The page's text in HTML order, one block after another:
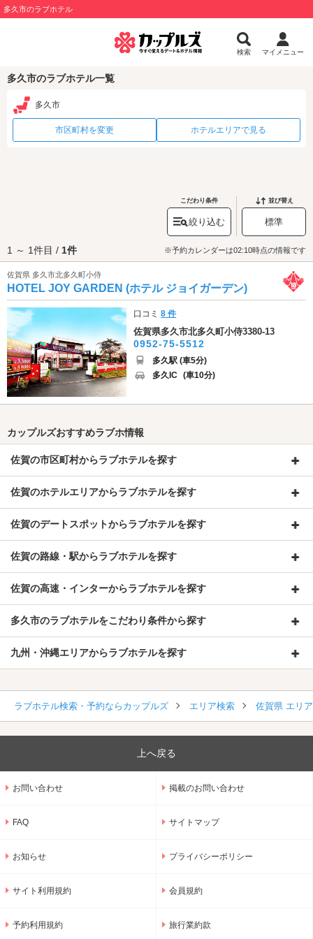
多久市のラブホテル
検索 マイメニュー
多久市のラブホテル一覧
多久市
市区町村を変更 ホテルエリアで見る
こだわり条件
絞り込む
並び替え
標準
1 ～ 1件目 / 1件 ※予約カレンダーは02:10時点の情報です
佐賀県 多久市北多久町小侍
HOTEL JOY GARDEN (ホテル ジョイガーデン)
口コミ8 件
佐賀県多久市北多久町小侍3380-13
0952-75-5512
多久駅 (車5分)
多久IC (車10分)
カップルズおすすめラブホ情報
佐賀の市区町村からラブホテルを探す
佐賀のホテルエリアからラブホテルを探す
佐賀のデートスポットからラブホテルを探す
佐賀の路線・駅からラブホテルを探す
佐賀の高速・インターからラブホテルを探す
多久市のラブホテルをこだわり条件から探す
九州・沖縄エリアからラブホテルを探す
ラブホテル検索・予約ならカップルズ エリア検索 佐賀県 エリ
上へ戻る
お問い合わせ 掲載のお問い合わせ
FAQ サイトマップ
お知らせ プライバシーポリシー
サイト利用規約 会員規約
予約利用規約 旅行業約款